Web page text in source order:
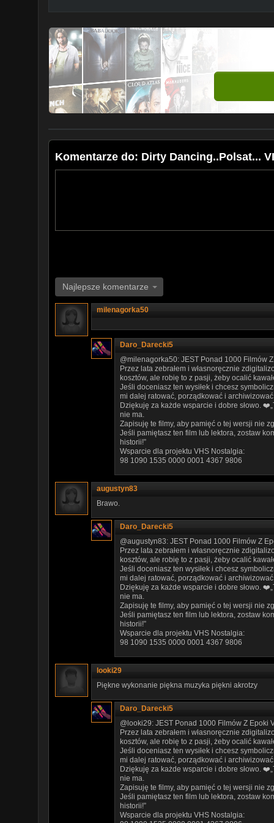
Komentarze do: Dirty Dancing..Polsat...
Najlepsze komentarze
milenagorka50
Daro_Darecki5
@milenagorka50: JEST Ponad 1000 Filmów
Przez lata zebrałem i własnoręcznie
kosztów, ale robię to z pasji, żeby ocalić
Jeśli doceniasz ten wysiłek i chcesz
mi dalej ratować, porządkować i archiwizować
Dziękuję za każde wsparcie i dobre słowo.
nie ma.
Zapisuję te filmy, aby pamięć o tej wersji nie
Jeśli pamiętasz ten film lub lektora, zostaw
historii!”
Wsparcie dla projektu VHS Nostalgia:
98 1090 1535 0000 0001 4367 9806
augustyn83
Brawo.
Daro_Darecki5
@augustyn83: JEST Ponad 1000 Filmów Z
Przez lata zebrałem i własnoręcznie
kosztów, ale robię to z pasji, żeby ocalić
Jeśli doceniasz ten wysiłek i chcesz
mi dalej ratować, porządkować i archiwizować
Dziękuję za każde wsparcie i dobre słowo.
nie ma.
Zapisuję te filmy, aby pamięć o tej wersji nie
Jeśli pamiętasz ten film lub lektora, zostaw
historii!”
Wsparcie dla projektu VHS Nostalgia:
98 1090 1535 0000 0001 4367 9806
looki29
Piękne wykonanie piękna muzyka piękni akrotzy
Daro_Darecki5
@looki29: JEST Ponad 1000 Filmów Z Epoki
Przez lata zebrałem i własnoręcznie
kosztów, ale robię to z pasji, żeby ocalić
Jeśli doceniasz ten wysiłek i chcesz
mi dalej ratować, porządkować i archiwizować
Dziękuję za każde wsparcie i dobre słowo.
nie ma.
Zapisuję te filmy, aby pamięć o tej wersji nie
Jeśli pamiętasz ten film lub lektora, zostaw
historii!”
Wsparcie dla projektu VHS Nostalgia: